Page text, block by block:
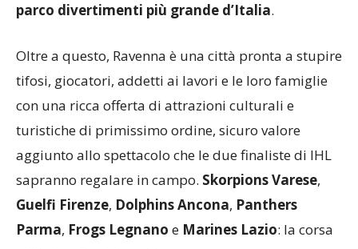
parco divertimenti più grande d’Italia.
Oltre a questo, Ravenna è una città pronta a stupire
tifosi, giocatori, addetti ai lavori e le loro famiglie
con una ricca offerta di attrazioni culturali e
turistiche di primissimo ordine, sicuro valore
aggiunto allo spettacolo che le due finaliste di IHL
sapranno regalare in campo. Skorpions Varese,
Guelfi Firenze, Dolphins Ancona, Panthers
Parma, Frogs Legnano e Marines Lazio: la corsa